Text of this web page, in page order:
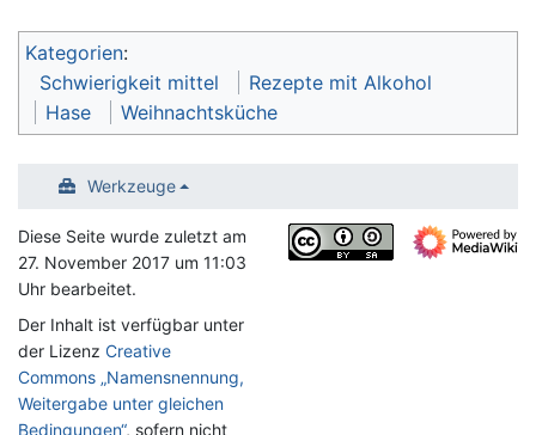
Kategorien:
Schwierigkeit mittel
Rezepte mit Alkohol
Hase
Weihnachtsküche
Werkzeuge
Diese Seite wurde zuletzt am
27. November 2017 um 11:03
Uhr bearbeitet.
Der Inhalt ist verfügbar unter
der Lizenz Creative
Commons „Namensnennung,
Weitergabe unter gleichen
Bedingungen“, sofern nicht